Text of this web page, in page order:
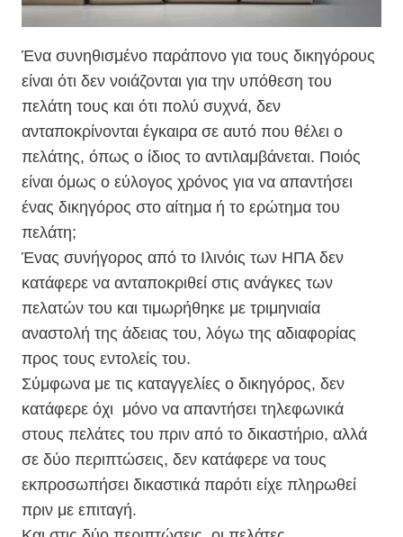
Ένα συνηθισμένο παράπονο για τους δικηγόρους
είναι ότι δεν νοιάζονται για την υπόθεση του
πελάτη τους και ότι πολύ συχνά, δεν
ανταποκρίνονται έγκαιρα σε αυτό που θέλει ο
πελάτης, όπως ο ίδιος το αντιλαμβάνεται. Ποιός
είναι όμως ο εύλογος χρόνος για να απαντήσει
ένας δικηγόρος στο αίτημα ή το ερώτημα του
πελάτη;
Ένας συνήγορος από το Ιλινόις των ΗΠΑ δεν
κατάφερε να ανταποκριθεί στις ανάγκες των
πελατών του και τιμωρήθηκε με τριμηνιαία
αναστολή της άδειας του, λόγω της αδιαφορίας
προς τους εντολείς του.
Σύμφωνα με τις καταγγελίες ο δικηγόρος, δεν
κατάφερε όχι μόνο να απαντήσει τηλεφωνικά
στους πελάτες του πριν από το δικαστήριο, αλλά
σε δύο περιπτώσεις, δεν κατάφερε να τους
εκπροσωπήσει δικαστικά παρότι είχε πληρωθεί
πριν με επιταγή.